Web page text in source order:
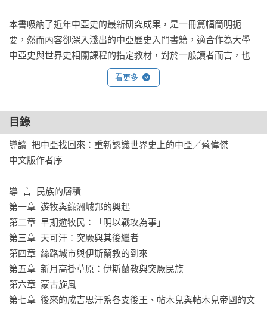
本書吸納了近年中亞史的最新研究成果，是一冊篇幅簡明扼
要，然而內容卻深入淺出的中亞歷史入門書籍，適合作為大學
中亞史與世界史相關課程的指定教材，對於一般讀者而言，也
一、本書對於中亞不採狹義之「中亞五國」界說，而採取廣義
定義，納入從滿洲森林延伸至黑海周緣此一廣袤地帶自上古至
現代四萬年的歷史，可謂一部中亞的「大歷史」。
除了最低限度的譯註之外，另收錄一篇專文導讀，對全書做了
鳥瞰式的介紹。內頁另附有英文原書頁碼，以便與原書對讀。
三、本書提及中國共產黨壓制了維吾爾民族主義，而且重寫了
新疆的歷史，將其描繪為中國自古以來的一部分，無法在中國
大陸出版，臺灣版即為全球唯一中文版。
四、作為一本導論性的書籍，本書書末附有詳盡且實用的「大
看更多
目錄
導讀  把中亞找回來：重新認識世界史上的中亞╱蔡偉傑
中文版作者序
導  言  民族的層積
第一章  遊牧與綠洲城邦的興起
第二章  早期遊牧民：「明以戰攻為事」
第三章  天可汗：突厥與其後繼者
第四章  絲路城市與伊斯蘭教的到來
第五章  新月高掛草原：伊斯蘭教與突厥民族
第六章  蒙古旋風
第七章  後來的成吉思汗系各支後王、帖木兒與帖木兒帝國的文